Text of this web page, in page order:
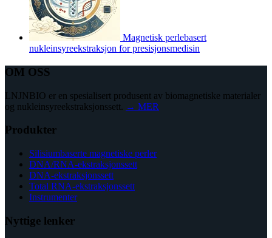
Magnetisk perlebasert
nukleinsyreekstraksjon for presisjonsmedisin
OM OSS
LNJNBIO er en spesialisert produsent av biomagnetiske materialer
og nukleinsyreekstraksjonssett. → MER
Produkter
Silisiumbaserte magnetiske perler
DNA/RNA-ekstraksjonssett
DNA-ekstraksjonssett
Total RNA-ekstraksjonssett
Instrumenter
Nyttige lenker